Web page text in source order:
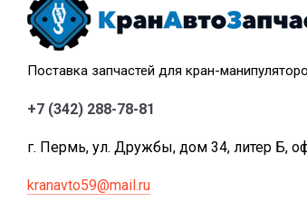
Поставка запчастей для кран-
+7 (342) 288-78-81
г. Пермь, ул. Дружбы, дом 34, литер Б,
kranavto59@mail.ru